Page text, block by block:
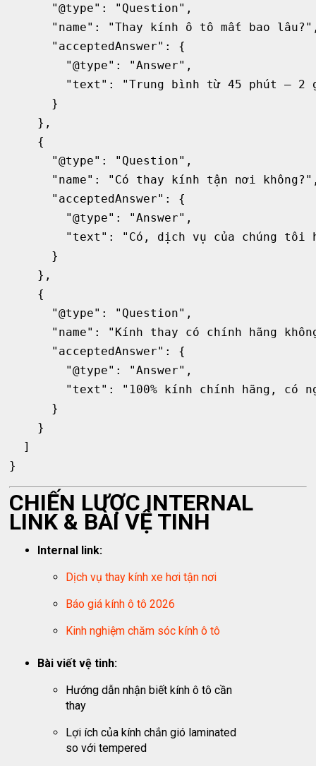
      "@type": "Question",
"name": "Thay kính ô tô mất bao
      "acceptedAnswer": {
        "@type": "Answer",
"text": "Trung bình từ 45 phút – 2
      }
    },
    {
      "@type": "Question",
"name": "Có thay kính tận nơi
      "acceptedAnswer": {
        "@type": "Answer",
"text": "Có, dịch vụ của chúng tôi
      }
    },
    {
      "@type": "Question",
"name": "Kính thay có chính hãng
      "acceptedAnswer": {
        "@type": "Answer",
"text": "100% kính chính hãng, có
      }
    }
  ]
CHIẾN LƯỢC INTERNAL
LINK & BÀI VỆ TINH
Internal link:
Dịch vụ thay kính xe hơi tận nơi
Báo giá kính ô tô 2026
Kinh nghiệm chăm sóc kính ô tô
Bài viết vệ tinh:
Hướng dẫn nhận biết kính ô tô cần
thay
Lợi ích của kính chắn gió laminated
so với tempered